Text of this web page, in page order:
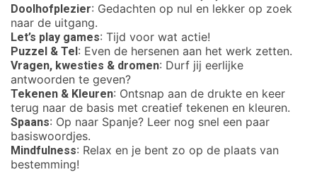
Doolhofplezier: Gedachten op nul en lekker op zoek
naar de uitgang.
Let’s play games: Tijd voor wat actie!
Puzzel & Tel: Even de hersenen aan het werk zetten.
Vragen, kwesties & dromen: Durf jij eerlijke
antwoorden te geven?
Tekenen & Kleuren: Ontsnap aan de drukte en keer
terug naar de basis met creatief tekenen en kleuren.
Spaans: Op naar Spanje? Leer nog snel een paar
basiswoordjes.
Mindfulness: Relax en je bent zo op de plaats van
bestemming!